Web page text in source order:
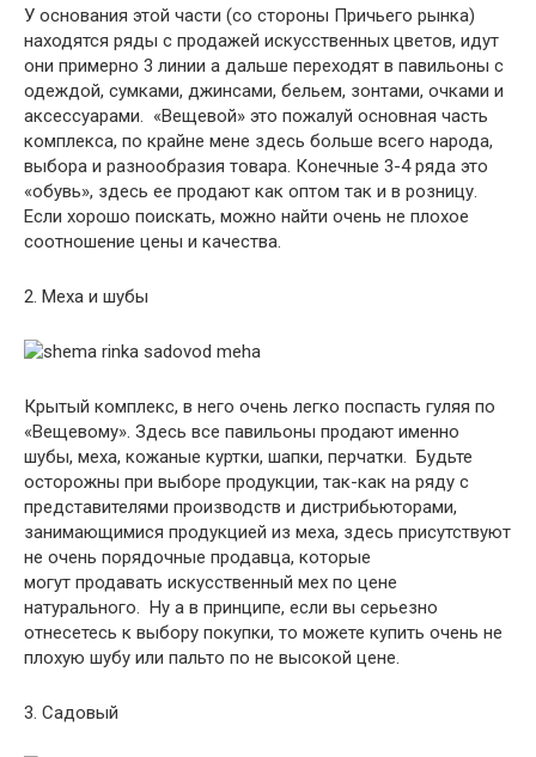
У основания этой части (со стороны Причьего рынка)
находятся ряды с продажей искусственных цветов, идут
они примерно 3 линии а дальше переходят в павильоны с
одеждой, сумками, джинсами, бельем, зонтами, очками и
аксессуарами. «Вещевой» это пожалуй основная часть
комплекса, по крайне мене здесь больше всего народа,
выбора и разнообразия товара. Конечные 3-4 ряда это
«обувь», здесь ее продают как оптом так и в розницу.
Если хорошо поискать, можно найти очень не плохое
соотношение цены и качества.
2. Меха и шубы
Крытый комплекс, в него очень легко поспасть гуляя по
«Вещевому». Здесь все павильоны продают именно
шубы, меха, кожаные куртки, шапки, перчатки. Будьте
осторожны при выборе продукции, так-как на ряду с
представителями производств и дистрибьюторами,
занимающимися продукцией из меха, здесь присутствуют
не очень порядочные продавца, которые
могут продавать искусственный мех по цене
натурального. Ну а в принципе, если вы серьезно
отнесетесь к выбору покупки, то можете купить очень не
плохую шубу или пальто по не высокой цене.
3. Садовый